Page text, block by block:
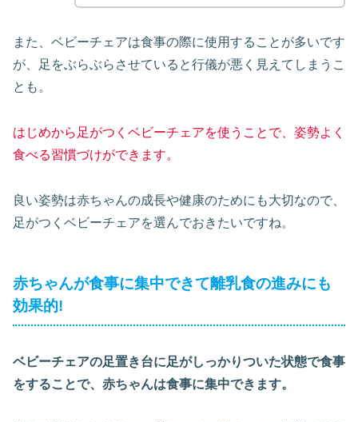
また、ベビーチェアは食事の際に使用することが多いです
が、足をぶらぶらさせていると行儀が悪く見えてしまうこ
とも。
はじめから足がつくベビーチェアを使うことで、姿勢よく
食べる習慣づけができます。
良い姿勢は赤ちゃんの成長や健康のためにも大切なので、
足がつくベビーチェアを選んでおきたいですね。
赤ちゃんが食事に集中できて離乳食の進みにも
効果的!
ベビーチェアの足置き台に足がしっかりついた状態で食事
をすることで、赤ちゃんは食事に集中できます。